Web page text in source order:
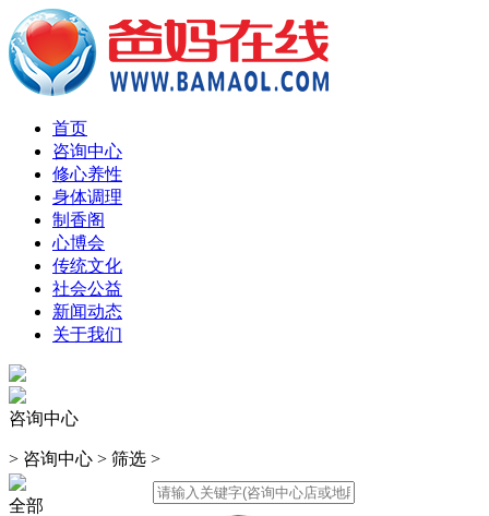
首页
咨询中心
修心养性
身体调理
制香阁
心博会
传统文化
社会公益
新闻动态
关于我们
咨询中心
> 咨询中心 > 筛选 >
全部